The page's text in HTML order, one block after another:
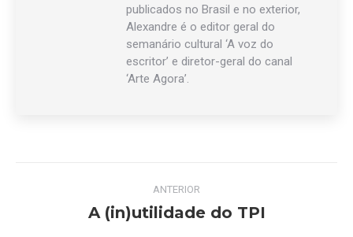
publicados no Brasil e no exterior,
Alexandre é o editor geral do
semanário cultural ‘A voz do
escritor’ e diretor-geral do canal
‘Arte Agora’.
NavegaçãoANTERIOR
Post
A (in)utilidade do TPI